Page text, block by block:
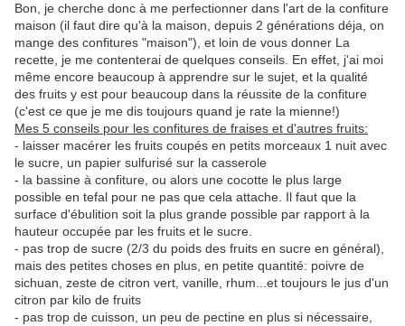
Bon, je cherche donc à me perfectionner dans l'art de la confiture
maison (il faut dire qu'à la maison, depuis 2 générations déja, on
mange des confitures "maison"), et loin de vous donner La
recette, je me contenterai de quelques conseils. En effet, j'ai moi
même encore beaucoup à apprendre sur le sujet, et la qualité
des fruits y est pour beaucoup dans la réussite de la confiture
(c'est ce que je me dis toujours quand je rate la mienne!)
Mes 5 conseils pour les confitures de fraises et d'autres fruits:
- laisser macérer les fruits coupés en petits morceaux 1 nuit avec
le sucre, un papier sulfurisé sur la casserole
- la bassine à confiture, ou alors une cocotte le plus large
possible en tefal pour ne pas que cela attache. Il faut que la
surface d'ébulition soit la plus grande possible par rapport à la
hauteur occupée par les fruits et le sucre.
- pas trop de sucre (2/3 du poids des fruits en sucre en général),
mais des petites choses en plus, en petite quantité: poivre de
sichuan, zeste de citron vert, vanille, rhum...et toujours le jus d'un
citron par kilo de fruits
- pas trop de cuisson, un peu de pectine en plus si nécessaire,